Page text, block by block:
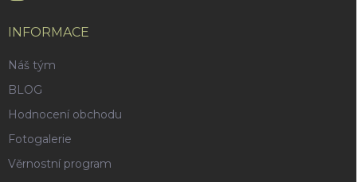
INFORMACE
Náš tým
BLOG
Hodnocení obchodu
Fotogalerie
Věrnostní program